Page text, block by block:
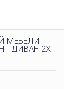
МЕБЕЛИ
+ДИВАН 2Х-